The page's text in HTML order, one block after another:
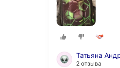
Татьяна
2 отзыва